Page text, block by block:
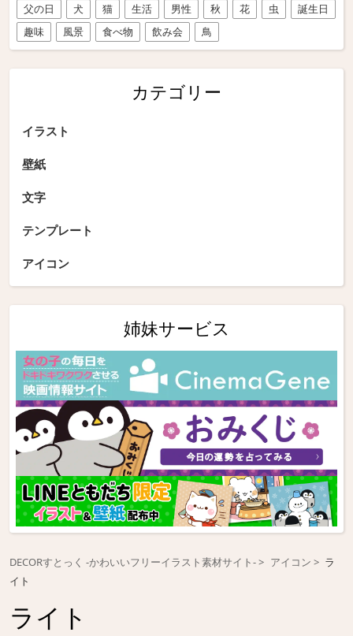
父の日
犬 猫 生活 男性 秋 花 虫
誕生日
趣味
風景 食べ物 飲み会 鳥
カテゴリー
イラスト
壁紙
文字
テンプレート
アイコン
姉妹サービス
DECORすとっく -かわいいフリーイラスト素材サイト- アイコン
ラ
イト
ライト